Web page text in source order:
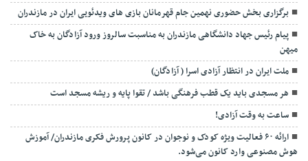
برگزاری بخش حضوری نهمین جام قهرمانان بازی های ویدئویی ایران در مازندران
پیام رئیس جهاد دانشگاهی مازندران به مناسبت سالروز ورود آزادگان به خاک
میهن
ملت ایران در انتظار آزادی اسرا ( آزادگان)
هر مسجدی باید یک قطب فرهنگی باشد / تقوا پایه و ریشه مسجد است
ساعت به وقت آزادی!
ارائه ۶۰ فعالیت ویژه کودک و نوجوان در کانون پرورش فکری مازندران/ آموزش
هوش مصنوعی وارد کانون می‌شود.